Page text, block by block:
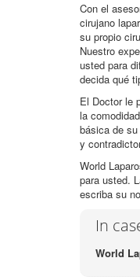
Con el
cirujano
su propio
Nuestro
usted para
decida qué
El Doctor le
la
básica de
y
World
para usted.
escriba su
In
World